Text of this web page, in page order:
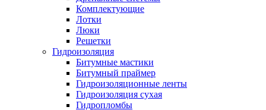
Комплектующие
Лотки
Люки
Решетки
Гидроизоляция
Битумные мастики
Битумный праймер
Гидроизоляционные ленты
Гидроизоляция сухая
Гидропломбы